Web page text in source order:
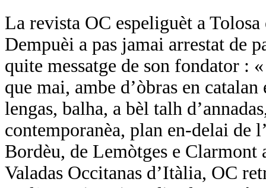
La revista OC espeliguèt a
Dempuèi a pas jamai arrestat de
quite messatge de son fondator :
que mai, ambe d’òbras en
lengas, balha, a bèl talh
contemporanèa, plan en-delai de
Bordèu, de Lemòtges e Clarmont
Valadas Occitanas d’Itàlia, OC